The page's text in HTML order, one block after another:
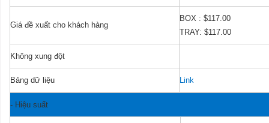
Giá đề xuất cho khách hàng
BOX : $117.00
TRAY: $117.00
Không xung đột
Bảng dữ liệu Link
- Hiệu suất